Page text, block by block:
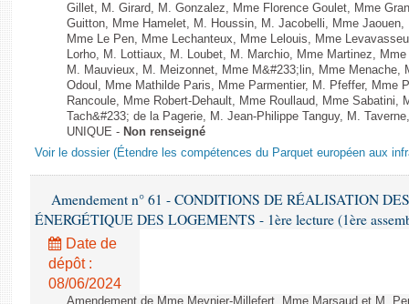
Gillet, M. Girard, M. Gonzalez, Mme Florence Goulet, Mme
Guitton, Mme Hamelet, M. Houssin, M. Jacobelli, Mme
Mme Le Pen, Mme Lechanteux, Mme Lelouis, Mme
Lorho, M. Lottiaux, M. Loubet, M. Marchio, Mme Martinez,
M. Mauvieux, M. Meizonnet, Mme M&#233;lin, Mme Menache,
Odoul, Mme Mathilde Paris, Mme Parmentier, M. Pfeffer, Mme
Rancoule, Mme Robert-Dehault, Mme Roullaud, Mme
Tach&#233; de la Pagerie, M. Jean-Philippe Tanguy, M.
UNIQUE - Non renseigné
Voir le dossier (Étendre les compétences du Parquet européen aux
Amendement n° 61 - CONDITIONS DE RÉALISATION
ÉNERGÉTIQUE DES LOGEMENTS - 1ère lecture (1ère
Date de
dépôt :
08/06/2024
Amendement de Mme Meynier-Millefert, Mme Marsaud et M.